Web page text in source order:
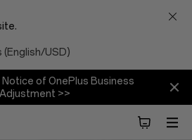
USD)
Notice of OnePlus Business
Adjustment >>